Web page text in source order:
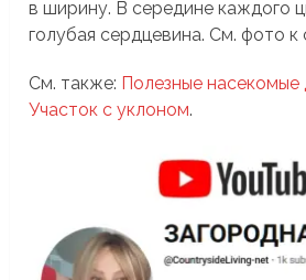
в ширину. В середине каждого
голубая сердцевина. См. фото к
См. также: Полезные насекомые
Участок с уклоном.